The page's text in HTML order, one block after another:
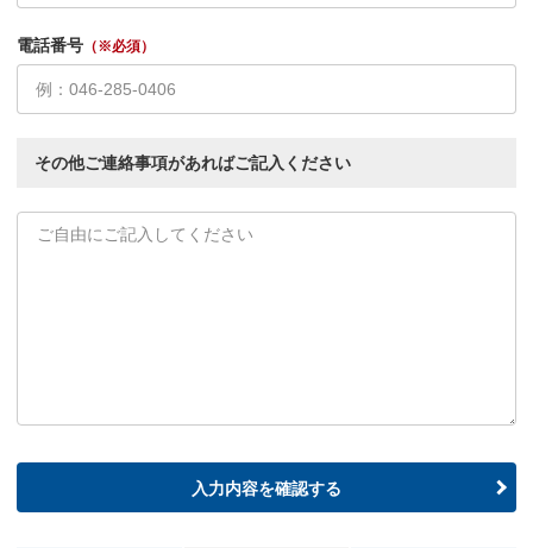
電話番号 （※必須）
その他ご連絡事項があればご記入ください
入力内容を確認する